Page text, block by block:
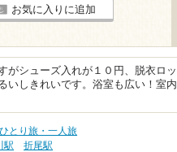
お気に入りに追加
がシューズ入れが１０円、脱衣ロッ
いしきれいです。浴室も広い！室内
とり旅・一人旅
駅
折尾駅